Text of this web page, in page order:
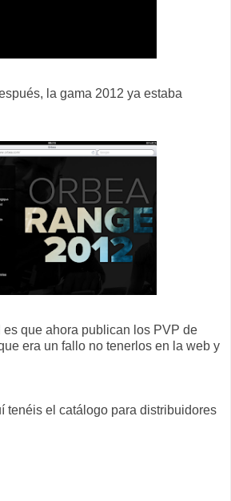
la gama 2012 ya estaba
es que ahora publican los PVP de
era un fallo no tenerlos en la web y
tenéis el catálogo para distribuidores